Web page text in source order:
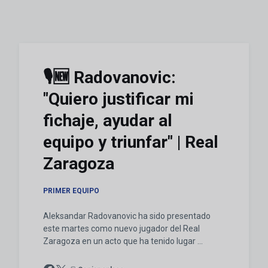
🎙️🆕 Radovanovic:
"Quiero justificar mi
fichaje, ayudar al
equipo y triunfar" | Real
Zaragoza
PRIMER EQUIPO
Aleksandar Radovanovic ha sido presentado
este martes como nuevo jugador del Real
Zaragoza en un acto que ha tenido lugar ...